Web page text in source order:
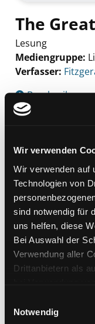
Wir verwenden
Wir verwenden auf
Technologien von
sind notwendig für
uns helfen, diese
Bei Auswahl der
Verwendung aller
Drittanbietern als
(Länder außerhalb
Notwendig
The
Lesung
Mediengruppe:
Verfasser: Suche
Beschreibung
Zweigstelle:
Signatur:
Standort 2:
Status:
Frist: